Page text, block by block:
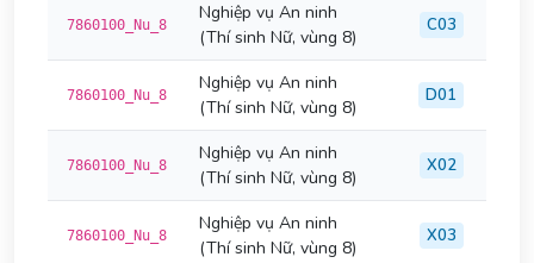
7860100_Nu_8
Nghiệp vụ An ninh
(Thí sinh Nữ, vùng 8)
C03
7860100_Nu_8
Nghiệp vụ An ninh
(Thí sinh Nữ, vùng 8)
D01
7860100_Nu_8
Nghiệp vụ An ninh
(Thí sinh Nữ, vùng 8)
X02
7860100_Nu_8
Nghiệp vụ An ninh
(Thí sinh Nữ, vùng 8)
X03